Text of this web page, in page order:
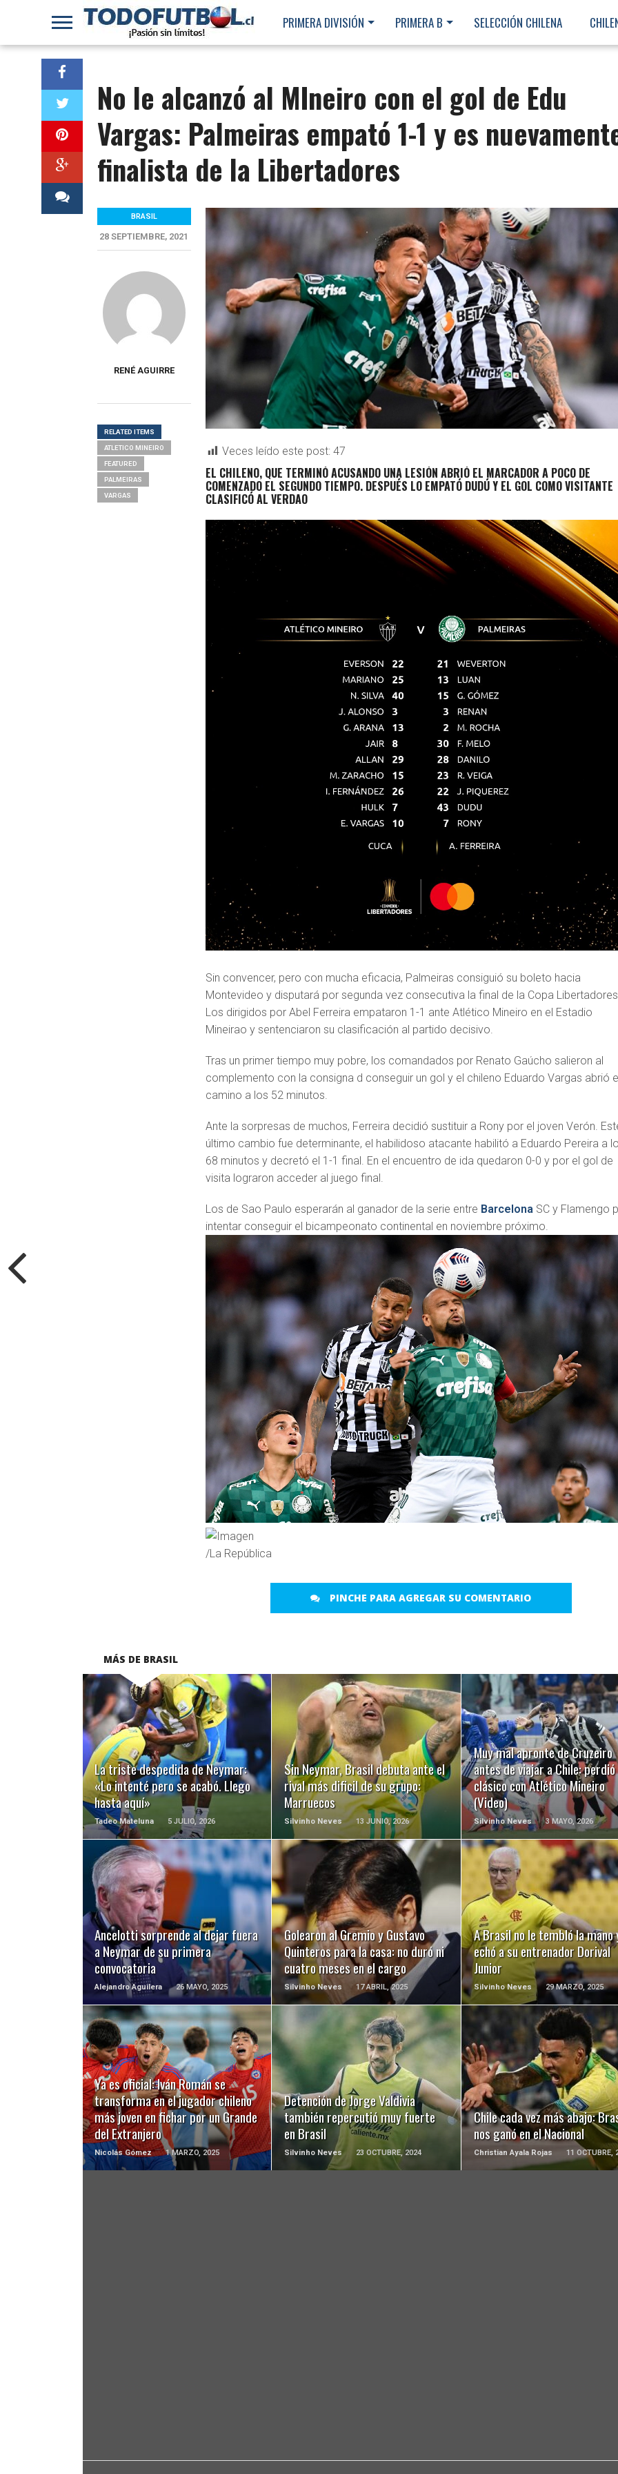
PRIMERA DIVISIÓN PRIMERA B SELECCIÓN CHILENA
No le alcanzó al MIneiro con el gol de Edu
Vargas: Palmeiras empató 1-1 y es
finalista de la Libertadores
Veces leído este post: 47
EL CHILENO, QUE TERMINÓ ACUSANDO UNA LESIÓN ABRIÓ EL MARCADOR A POCO DE
COMENZADO EL SEGUNDO TIEMPO. DESPUÉS LO EMPATÓ DUDÚ Y EL GOL COMO VISITANTE
CLASIFICÓ AL VERDAO
Sin convencer, pero con mucha eficacia, Palmeiras consiguió su boleto hacia
Montevideo y disputará por segunda vez consecutiva la final de la Copa
Los dirigidos por Abel Ferreira empataron 1-1 ante Atlético Mineiro en el Estadio
Mineirao y sentenciaron su clasificación al partido decisivo.
Tras un primer tiempo muy pobre, los comandados por Renato Gaúcho salieron al
complemento con la consigna d conseguir un gol y el chileno Eduardo Vargas abrió
camino a los 52 minutos.
Ante la sorpresas de muchos, Ferreira decidió sustituir a Rony por el joven Verón.
último cambio fue determinante, el habilidoso atacante habilitó a Eduardo Pereira a
68 minutos y decretó el 1-1 final. En el encuentro de ida quedaron 0-0 y por el gol de
visita lograron acceder al juego final.
Los de Sao Paulo esperarán al ganador de la serie entre Barcelona SC y Flamengo
intentar conseguir el bicampeonato continental en noviembre próximo.
/La República
PINCHE PARA AGREGAR SU COMENTARIO
BRASIL
28 SEPTIEMBRE, 2021
RENÉ AGUIRRE
RELATED ITEMS
ATLETICO MINEIRO
FEATURED
PALMEIRAS
VARGAS
MÁS DE BRASIL
La triste despedida de Neymar:
«Lo intenté pero se acabó. Llego
hasta aquí»
Tadeo Mateluna 5 JULIO, 2026
LEER MÁS
Sin Neymar, Brasil debuta ante el
rival más dificil de su grupo:
Marruecos
Silvinho Neves 13 JUNIO, 2026
LEER MÁS
Muy mal apronte de Cruzeiro
antes de viajar a Chile:
clásico con Atlético Mineiro
(Video)
Silvinho Neves 3 MAYO, 2026
LEER MÁS
Ancelotti sorprende al dejar fuera
a Neymar de su primera
convocatoria
Alejandro Aguilera 26 MAYO, 2025
LEER MÁS
Golearon al Gremio y Gustavo
Quinteros para la casa: no duró ni
cuatro meses en el cargo
Silvinho Neves 17 ABRIL, 2025
LEER MÁS
A Brasil no le tembló la mano
echó a su entrenador Dorival
Junior
Silvinho Neves 29 MARZO, 2025
LEER MÁS
Ya es oficial: Iván Román se
transforma en el jugador chileno
más joven en fichar por un Grande
del Extranjero
Nicolás Gómez 1 MARZO, 2025
LEER MÁS
Detención de Jorge Valdivia
también repercutió muy fuerte
en Brasil
Silvinho Neves 23 OCTUBRE, 2024
LEER MÁS
Chile cada vez más abajo:
nos ganó en el Nacional
Christian Ayala Rojas 11 OCTUBRE,
LEER MÁS